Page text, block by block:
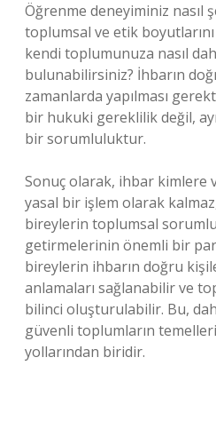
Öğrenme deneyiminiz nasıl
toplumsal ve etik
kendi toplumunuza nasıl
bulunabilirsiniz? İhbarın
zamanlarda yapılması
bir hukuki gereklilik değil,
bir sorumluluktur.
Sonuç olarak, ihbar kimlere
yasal bir işlem olarak
bireylerin toplumsal
getirmelerinin önemli bir
bireylerin ihbarın doğru
anlamaları sağlanabilir ve
bilinci oluşturulabilir. Bu,
güvenli toplumların
yollarından biridir.